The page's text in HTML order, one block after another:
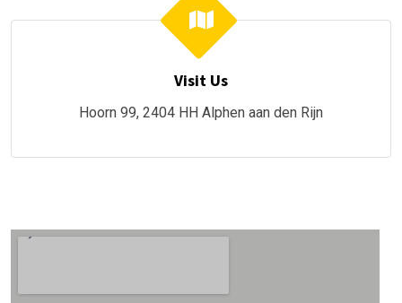
Visit Us
Hoorn 99, 2404 HH Alphen aan den Rijn